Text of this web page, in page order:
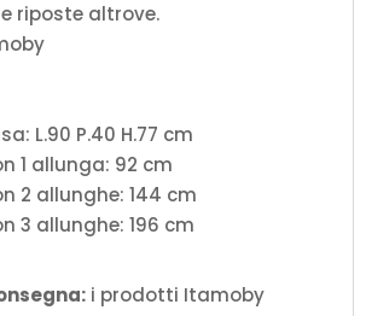
riposte altrove.
L.90 P.40 H.77 cm
1 allunga: 92 cm
2 allunghe: 144 cm
3 allunghe: 196 cm
i prodotti Itamoby